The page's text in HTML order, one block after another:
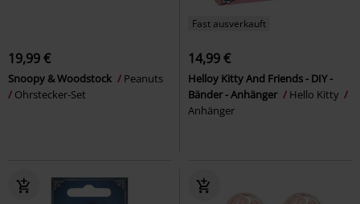
19,99 €
Snoopy & Woodstock
Peanuts
Ohrstecker-Set
Fast ausverkauft
14,99 €
Helloy Kitty And Friends - DIY -
Bänder - Anhänger
Hello Kitty
Anhänger